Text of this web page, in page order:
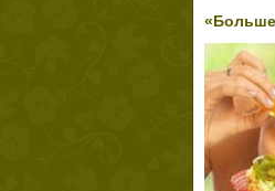
«Больше